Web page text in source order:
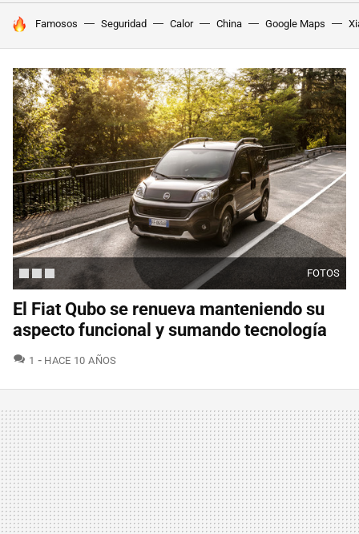
HOY SE HABLA DE
Famosos Seguridad Calor China Google Maps
FOTOS
El Fiat Qubo se renueva manteniendo su
aspecto funcional y sumando tecnología
1 COMENTARIOS
HACE 10 AÑOS